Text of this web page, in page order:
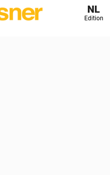
NL
Edition